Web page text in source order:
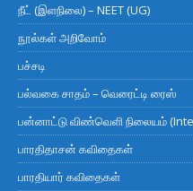
நீட் (இளநிலை) – NEET (UG)
நூல்கள் அறிவோம்
பச்சடி
பல்வகை சாதம் – வெரைட்டி ரைஸ்
பன்னாட்டு விண்வெளி நிலையம்
பாரதிதாசன் கவிதைகள்
பாரதியார் கவிதைகள்